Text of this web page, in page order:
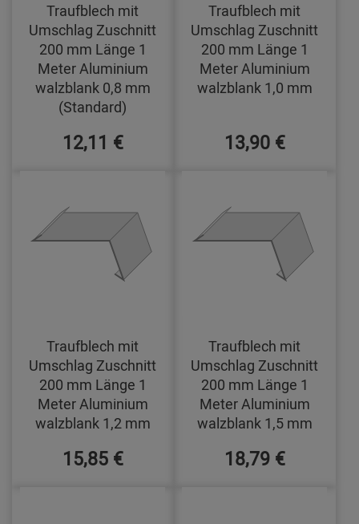
Traufblech mit
Umschlag Zuschnitt
200 mm Länge 1
Meter Aluminium
walzblank 0,8 mm
(Standard)
12,11 €
Traufblech mit
Umschlag Zuschnitt
200 mm Länge 1
Meter Aluminium
walzblank 1,0 mm
13,90 €
Traufblech mit
Umschlag Zuschnitt
200 mm Länge 1
Meter Aluminium
walzblank 1,2 mm
15,85 €
Traufblech mit
Umschlag Zuschnitt
200 mm Länge 1
Meter Aluminium
walzblank 1,5 mm
18,79 €